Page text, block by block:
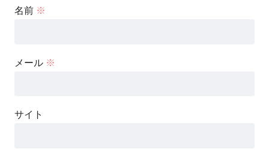
名前 ※
メール ※
サイト